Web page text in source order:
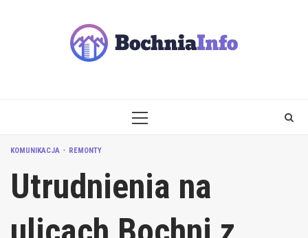
PRIMARY
KOMUNIKACJA REMONTY
Utrudnienia na